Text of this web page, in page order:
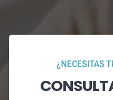
¿NECESITAS